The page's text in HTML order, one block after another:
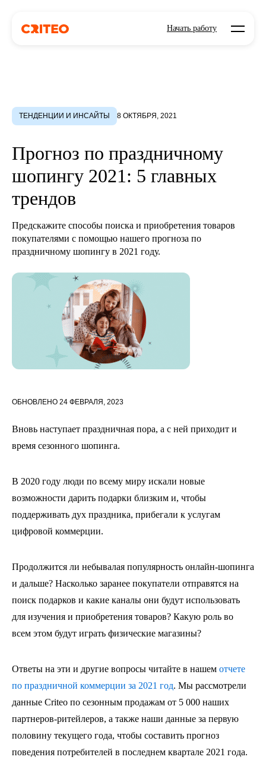
Начать работу Open
ТЕНДЕНЦИИ И ИНСАЙТЫ 8 ОКТЯБРЯ, 2021
Прогноз по праздничному
шопингу 2021: 5 главных
трендов
Предскажите способы поиска и приобретения товаров
покупателями с помощью нашего прогноза по
праздничному шопингу в 2021 году.
ОБНОВЛЕНО 24 ФЕВРАЛЯ, 2023
Вновь наступает праздничная пора, а с ней приходит и
время сезонного шопинга.
В 2020 году люди по всему миру искали новые
возможности дарить подарки близким и, чтобы
поддерживать дух праздника, прибегали к услугам
цифровой коммерции.
Продолжится ли небывалая популярность онлайн-шопинга
и дальше? Насколько заранее покупатели отправятся на
поиск подарков и какие каналы они будут использовать
для изучения и приобретения товаров? Какую роль во
всем этом будут играть физические магазины?
Ответы на эти и другие вопросы читайте в нашем отчете
по праздничной коммерции за 2021 год. Мы рассмотрели
данные Criteo по сезонным продажам от 5 000 наших
партнеров-ритейлеров, а также наши данные за первую
половину текущего года, чтобы составить прогноз
поведения потребителей в последнем квартале 2021 года.